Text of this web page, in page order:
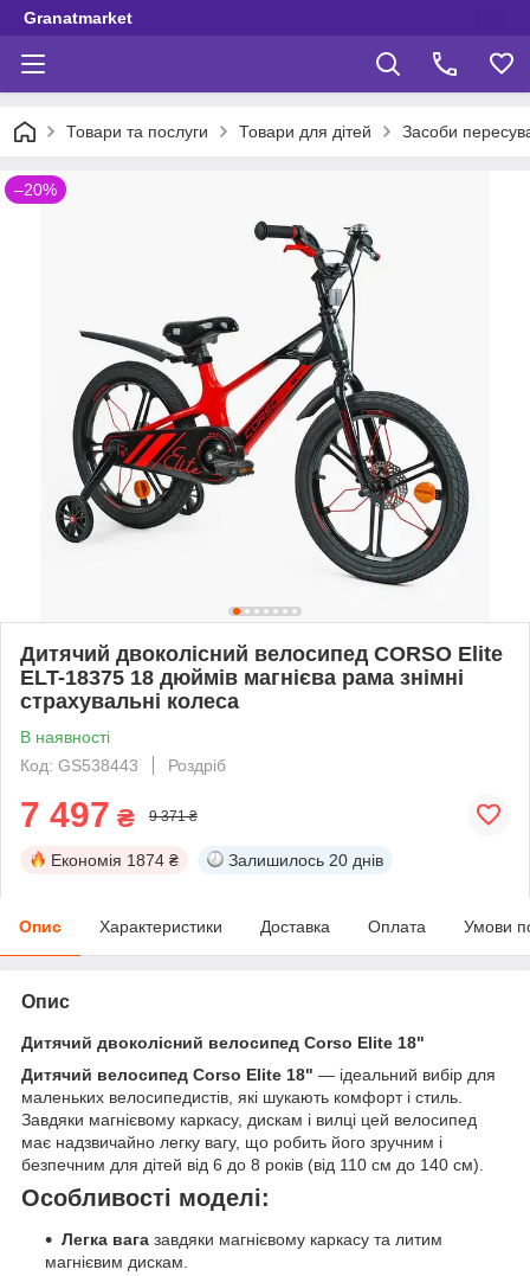
Granatmarket
Товари та послуги Товари для дітей Засоби
–20%
Дитячий двоколісний велосипед CORSO Elite
ELT-18375 18 дюймів магнієва рама знімні
страхувальні колеса
В наявності
Код: GS538443
Роздріб
7 497 ₴ 9 371 ₴
Економія 1874 ₴ Залишилось 20 днів
Опис Характеристики Доставка Оплата Умови
Опис
Дитячий двоколісний велосипед Corso Elite 18"
Дитячий велосипед Corso Elite 18" — ідеальний вибір для
маленьких велосипедистів, які шукають комфорт і стиль.
Завдяки магнієвому каркасу, дискам і вилці цей велосипед
має надзвичайно легку вагу, що робить його зручним і
безпечним для дітей від 6 до 8 років (від 110 см до 140 см).
Особливості моделі:
Легка вага завдяки магнієвому каркасу та литим
магнієвим дискам.